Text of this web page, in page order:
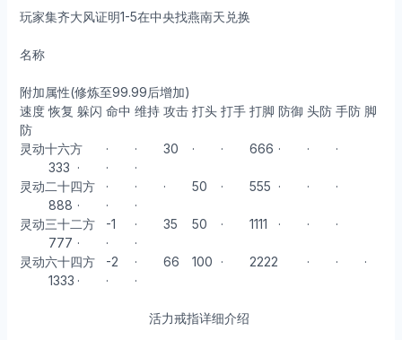
玩家集齐大风证明1-5在中央找燕南天兑换
名称
附加属性(修炼至99.99后增加)
速度 恢复 躲闪 命中 维持 攻击 打头 打手 打脚 防御 头防 手防 脚
防
灵动十六方
· · 30 · · 666 · ·
·
333 · ·
·
灵动二十四方
· · · 50 · 555 · ·
·
888 · ·
·
灵动三十二方
-1 · 35 50 · 1111 · ·
·
777 · ·
·
灵动六十四方
-2 · 66 100 · 2222 · ·
·
1333 · · ·
活力戒指详细介绍